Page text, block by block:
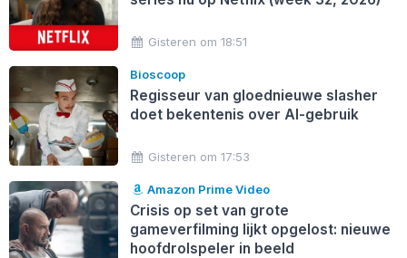
Gisteren om 18:51
Bioscoop
Regisseur van gloednieuwe slasher
doet bekentenis over AI-gebruik
Gisteren om 17:53
Amazon Prime Video
Crisis op set van grote
gameverfilming lijkt opgelost: nieuwe
hoofdrolspeler in beeld